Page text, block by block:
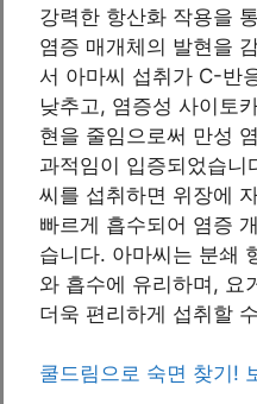
강력한 항산화 작용을
염증 매개체의 발현을
서 아마씨 섭취가 C-반
낮추고, 염증성 사이토
현을 줄임으로써 만성
과적임이 입증되었습
씨를 섭취하면 위장에
빠르게 흡수되어 염증
습니다. 아마씨는 분쇄
와 흡수에 유리하며, 요
더욱 편리하게 섭취할
쿨드림으로 숙면 찾기!